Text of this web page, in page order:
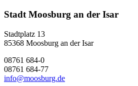
Stadt Moosburg an der Isar
Stadtplatz 13
85368 Moosburg an der Isar
08761 684-0
08761 684-77
info@moosburg.de